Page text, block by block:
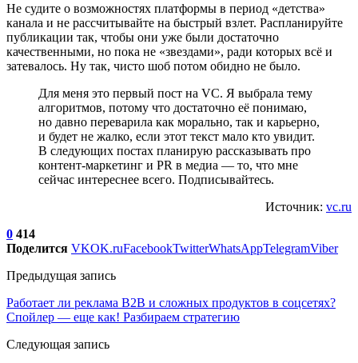
Не судите о возможностях платформы в период «детства»
канала и не рассчитывайте на быстрый взлет. Распланируйте
публикации так, чтобы они уже были достаточно
качественными, но пока не «звездами», ради которых всё и
затевалось. Ну так, чисто шоб потом обидно не было.
Для меня это первый пост на VC. Я выбрала тему
алгоритмов, потому что достаточно её понимаю,
но давно переварила как морально, так и карьерно,
и будет не жалко, если этот текст мало кто увидит.
В следующих постах планирую рассказывать про
контент-маркетинг и PR в медиа — то, что мне
сейчас интереснее всего. Подписывайтесь.
Источник: vc.ru
0 414
Поделится VKOK.ruFacebookTwitterWhatsAppTelegramViber
Предыдущая запись
Работает ли реклама B2B и сложных продуктов в соцсетях?
Спойлер — еще как! Разбираем стратегию
Следующая запись